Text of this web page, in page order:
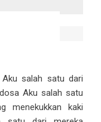
salah satu dari
Aku salah satu
menekukkan kaki